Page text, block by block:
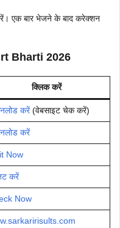
एक बार भेजने के बाद करेक्शन
Bharti 2026
क्लिक करें
करें(वेबसाइट चेक करें)
करें
Now
करें
Now